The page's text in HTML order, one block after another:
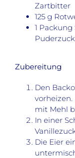
Zartbitter
125 g
1
Zubereitung
Den
mit Mehl
In einer
Die Eier